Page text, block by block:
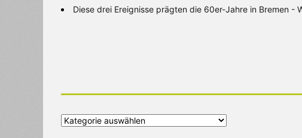
Diese drei Ereignisse prägten die 60er-Jahre in Bremen -
Alle